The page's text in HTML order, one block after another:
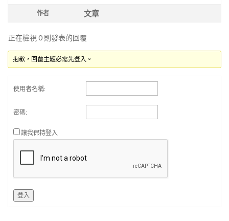
作者 文章
正在檢視 0 則發表的回覆
抱歉，回覆主題必需先登入。
使用者名稱:
密碼:
讓我保持登入
登入